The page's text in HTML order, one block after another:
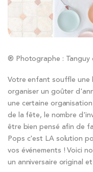
® Photographe : Tanguy
Votre enfant souffle une
organiser un goûter
une certaine
de la fête, le nombre
être bien pensé afin de
Pops c'est LA solution
vos événements ! Voici
un anniversaire original